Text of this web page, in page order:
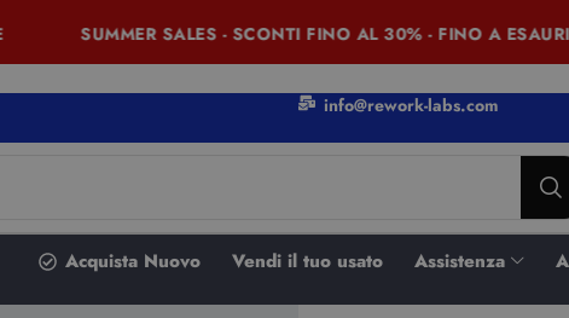
SUMMER SALES - SCONTI FINO AL 30% - FINO A
info@rework-labs.com
Acquista Nuovo Vendi il tuo usato Assistenza